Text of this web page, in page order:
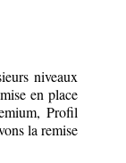
niveaux
en place
Profil
la remise